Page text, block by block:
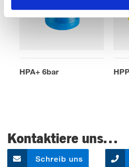
HPA+ 6bar
Kontaktiere uns…
Schreib uns